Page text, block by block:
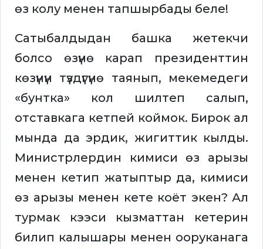
өз колу менен тапшырбады беле!
Сатыбалдыдан башка жетекчи
болсо өзүнө карап президенттин
көзүнүн түздүгүнө таянып, мекемедеги
«бунтка» кол шилтеп салып,
отставкага кетпей коймок. Бирок ал
мында да эрдик, жигиттик кылды.
Министрлердин кимиси өз арызы
менен кетип жатыптыр да, кимиси
өз арызы менен кете коёт экен? Ал
турмак кээси кызматтан кетерин
билип калышары менен ооруканага